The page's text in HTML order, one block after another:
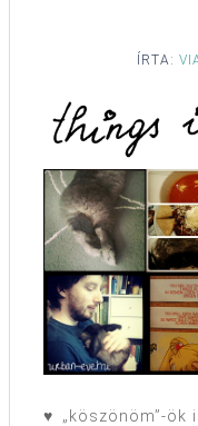
ÍRTA:
♥ „köszönöm”-ök